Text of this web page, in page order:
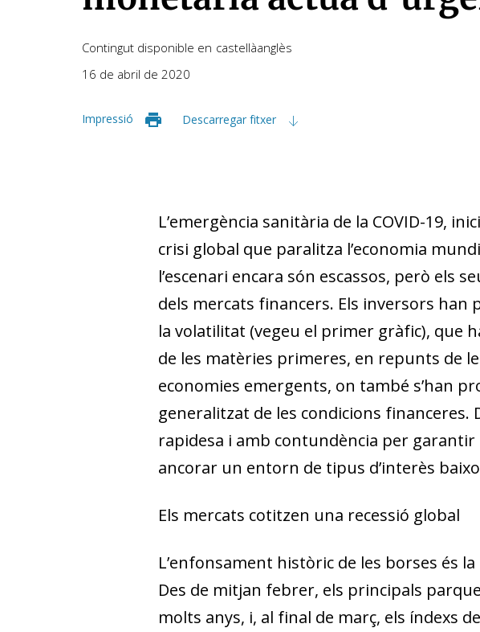
Contingut disponible en castellàanglès
16 de abril de 2020
Impressió Descarregar fitxer
L’emergència sanitària de la COVID-19,
crisi global que paralitza l’economia
l’escenari encara són escassos, però els
dels mercats financers. Els inversors
la vo­­latilitat (vegeu el primer gràfic), que
de les matèries primeres, en repunts de
economies emergents, on també s’han
generalitzat de les condicions financeres.
rapidesa i amb contundència per garantir
ancorar un entorn de tipus d’interès
Els mercats cotitzen una recessió global
L’enfonsament històric de les borses és
Des de mitjan febrer, els principals
molts anys, i, al final de març, els índexs